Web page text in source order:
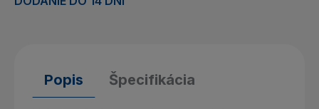
Popis Špecifikácia